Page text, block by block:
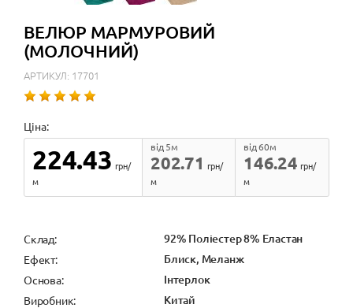
ВЕЛЮР МАРМУРОВИЙ
(МОЛОЧНИЙ)
АРТИКУЛ: 17701
Ціна:
224.43 грн/
м
202.71
від 5м
грн/
м
146.24
від 60м
грн/
м
Cклад: 92% Поліестер 8% Еластан
Ефект: Блиск, Меланж
Основа: Інтерлок
Виробник: Китай